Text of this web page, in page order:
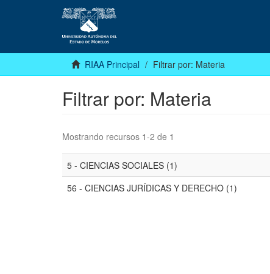
RIAA Principal Filtrar por: Materia
Filtrar por: Materia
Mostrando recursos 1-2 de 1
5 - CIENCIAS SOCIALES (1)
56 - CIENCIAS JURÍDICAS Y DERECHO (1)